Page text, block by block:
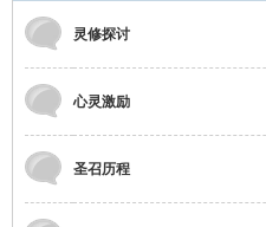
灵修探讨
心灵激励
圣召历程